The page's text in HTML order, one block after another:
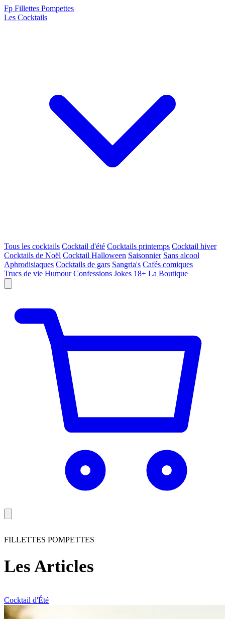
Fp Fillettes Pompettes
Les Cocktails
Tous les cocktails Cocktail d'été Cocktails printemps Cocktail hiver
Cocktails de Noël Cocktail Halloween Saisonnier Sans alcool
Aphrodisiaques Cocktails de gars Sangria's Cafés comiques
Trucs de vie Humour Confessions Jokes 18+ La Boutique
FILLETTES POMPETTES
Les Articles
Cocktail d'Été